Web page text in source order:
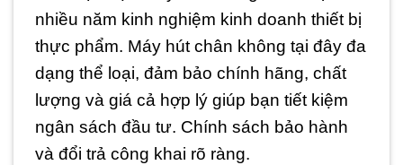
nhiều năm kinh nghiệm kinh doanh thiết bị
thực phẩm. Máy hút chân không tại đây đa
dạng thể loại, đảm bảo chính hãng, chất
lượng và giá cả hợp lý giúp bạn tiết kiệm
ngân sách đầu tư. Chính sách bảo hành
và đổi trả công khai rõ ràng.